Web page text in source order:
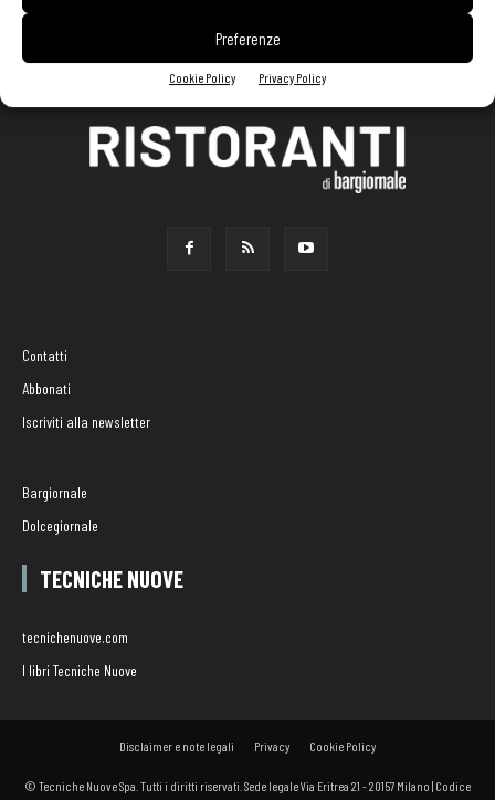
Preferenze
Cookie Policy Privacy Policy
Contatti
Abbonati
Iscriviti alla newsletter
Bargiornale
Dolcegiornale
TECNICHE NUOVE
tecnichenuove.com
I libri Tecniche Nuove
Disclaimer e note legali Privacy Cookie Policy
© Tecniche Nuove Spa. Tutti i diritti riservati. Sede legale Via Eritrea 21 - 20157 Milano | Codice